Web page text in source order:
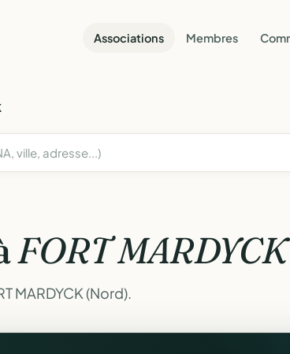
Associations Membres
FORT MARDYCK
MARDYCK (Nord).